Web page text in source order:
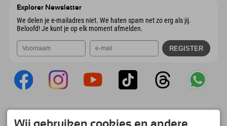
Explorer Newsletter
We delen je e-mailadres niet. We haten spam net zo erg als jij.
Beloofd! Je kunt je op elk moment afmelden.